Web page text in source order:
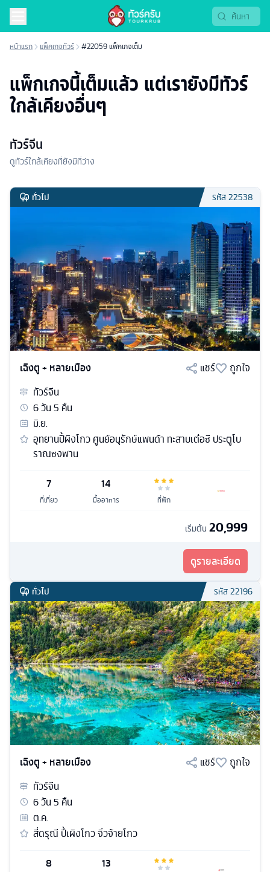
หน้าแรก แพ็คเกจทัวร์ #22059 แพ็คเกจเต็ม
แพ็กเกจนี้เต็มแล้ว แต่เรายังมีทัวร์
ใกล้เคียงอื่นๆ
ทัวร์จีน
ดูทัวร์ใกล้เคียงที่ยังมีที่ว่าง
ทั่วไป รหัส22538
เฉิงตู + หลายเมือง แชร์
ถูกใจ
ทัวร์จีน
6วัน5 คืน
มิ.ย.
อุทยานปี้ผิงโกว ศูนย์อนุรักษ์แพนด้า ทะสาบเต๋อซี ประตูโบ
ราณซงพาน
7
ที่เที่ยว
14
มื้ออาหาร ที่พัก
เริ่มต้น 20,999
ดูรายละเอียด
ทั่วไป รหัส22196
เฉิงตู + หลายเมือง แชร์
ถูกใจ
ทัวร์จีน
6วัน5 คืน
ต.ค.
สี่ดรุณี ปี้เผิงโกว จิ่วจ้ายโกว
8
13